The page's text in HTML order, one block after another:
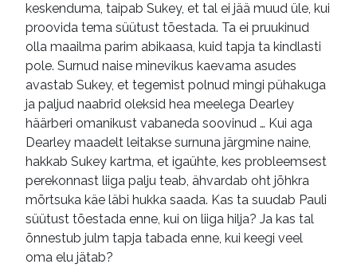
keskenduma, taipab Sukey, et tal ei jää muud üle, kui
proovida tema süütust tõestada. Ta ei pruukinud
olla maailma parim abikaasa, kuid tapja ta kindlasti
pole. Surnud naise minevikus kaevama asudes
avastab Sukey, et tegemist polnud mingi pühakuga
ja paljud naabrid oleksid hea meelega Dearley
häärberi omanikust vabaneda soovinud … Kui aga
Dearley maadelt leitakse surnuna järgmine naine,
hakkab Sukey kartma, et igaühte, kes probleemsest
perekonnast liiga palju teab, ähvardab oht jõhkra
mõrtsuka käe läbi hukka saada. Kas ta suudab Pauli
süütust tõestada enne, kui on liiga hilja? Ja kas tal
õnnestub julm tapja tabada enne, kui keegi veel
oma elu jätab?